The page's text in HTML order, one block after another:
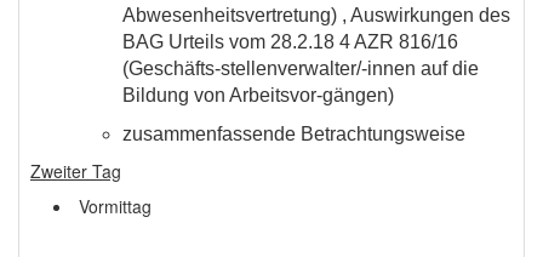
Abwesenheitsvertretung) , Auswirkungen des
BAG Urteils vom 28.2.18 4 AZR 816/16
(Geschäfts-stellenverwalter/-innen auf die
Bildung von Arbeitsvor-gängen)
zusammenfassende Betrachtungsweise
Zweiter Tag
Vormittag